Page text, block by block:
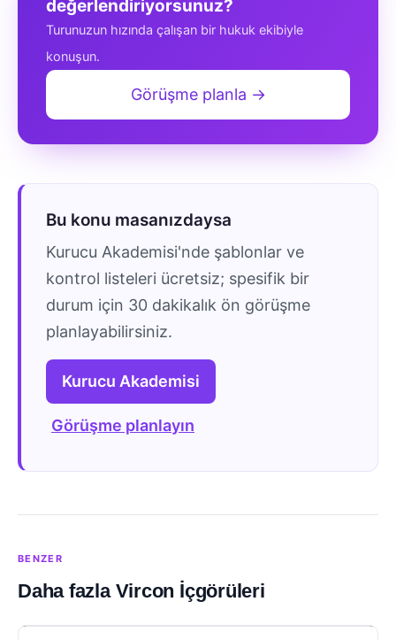
değerlendiriyorsunuz?
Turunuzun hızında çalışan bir hukuk ekibiyle
konuşun.
Görüşme planla →
Bu konu masanızdaysa
Kurucu Akademisi'nde şablonlar ve
kontrol listeleri ücretsiz; spesifik bir
durum için 30 dakikalık ön görüşme
planlayabilirsiniz.
Kurucu Akademisi
Görüşme planlayın
BENZER
Daha fazla Vircon İçgörüleri